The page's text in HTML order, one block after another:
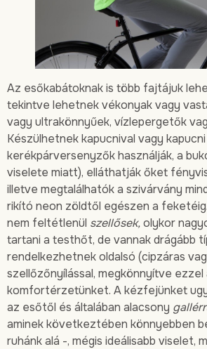
Az esőkabátoknak is több fajtájuk
tekintve lehetnek vékonyak vagy
vagy ultrakönnyűek, vízlepergetők
Készülhetnek kapucnival vagy
kerékpárversenyzők használják, a
viselete miatt), elláthatják őket
illetve megtalálhatók a szivárvány
rikító neon zöldtől egészen a
nem feltétlenül szellősek,olykor
tartani a testhőt, de vannak drágább
rendelkezhetnek oldalsó (cipzáras
szellőzőnyílással, megkönnyítve ezzel
komfortérzetünket. A kézfejünket
az esőtől és általában alacsony
aminek következtében könnyebben
ruhánk alá -, mégis ideálisabb viselet,